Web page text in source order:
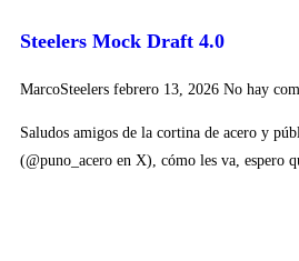
Steelers Mock Draft 4.0
MarcoSteelers febrero 13, 2026 No hay
Saludos amigos de la cortina de acero y
(@puno_acero en X), cómo les va, espero